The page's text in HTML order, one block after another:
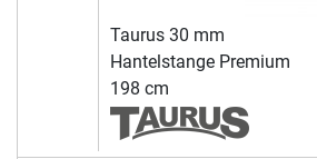
Taurus 30 mm
Hantelstange Premium
198 cm